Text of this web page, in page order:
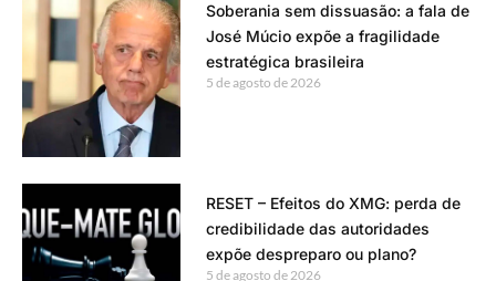
Soberania sem dissuasão: a fala de
José Múcio expõe a fragilidade
estratégica brasileira
5 de agosto de 2026
RESET – Efeitos do XMG: perda de
credibilidade das autoridades
expõe despreparo ou plano?
5 de agosto de 2026